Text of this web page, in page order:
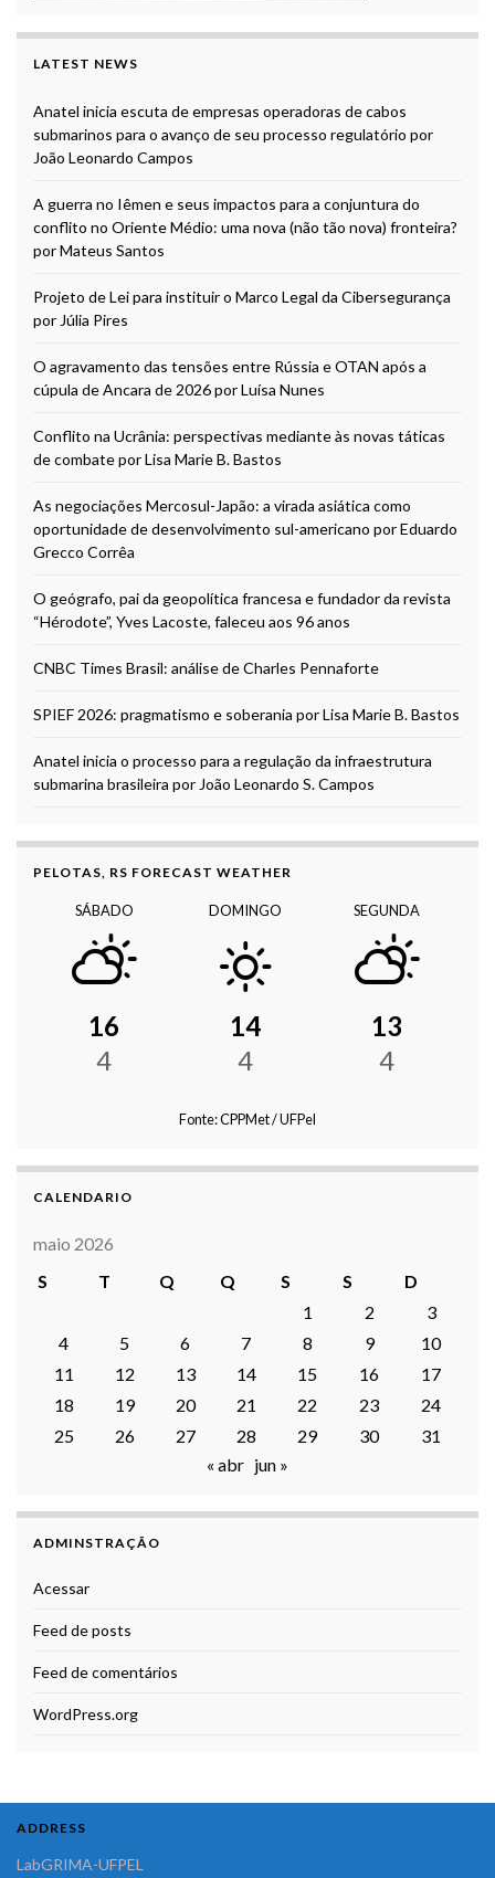
LATEST NEWS
Anatel inicia escuta de empresas operadoras de cabos
submarinos para o avanço de seu processo regulatório por
João Leonardo Campos
A guerra no Iêmen e seus impactos para a conjuntura do
conflito no Oriente Médio: uma nova (não tão nova) fronteira?
por Mateus Santos
Projeto de Lei para instituir o Marco Legal da Cibersegurança
por Júlia Pires
O agravamento das tensões entre Rússia e OTAN após a
cúpula de Ancara de 2026 por Luísa Nunes
Conflito na Ucrânia: perspectivas mediante às novas táticas
de combate por Lisa Marie B. Bastos
As negociações Mercosul-Japão: a virada asiática como
oportunidade de desenvolvimento sul-americano por Eduardo
Grecco Corrêa
O geógrafo, pai da geopolítica francesa e fundador da revista
“Hérodote”, Yves Lacoste, faleceu aos 96 anos
CNBC Times Brasil: análise de Charles Pennaforte
SPIEF 2026: pragmatismo e soberania por Lisa Marie B. Bastos
Anatel inicia o processo para a regulação da infraestrutura
submarina brasileira por João Leonardo S. Campos
PELOTAS, RS FORECAST WEATHER
SÁBADO
16
4
DOMINGO
14
4
SEGUNDA
13
4
Fonte: CPPMet / UFPel
CALENDARIO
maio 2026
S
T Q Q S S
D
1
2
3
4
5 6 7 8 9
10
11
12 13 14 15 16
17
18
19 20 21 22 23
24
25
26 27 28 29 30
31
« abr jun »
ADMINSTRAÇÃO
Acessar
Feed de posts
Feed de comentários
WordPress.org
ADDRESS
LabGRIMA-UFPEL